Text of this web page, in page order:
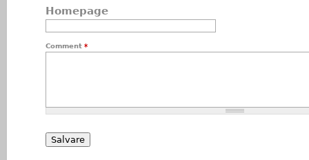
Homepage
Comment *